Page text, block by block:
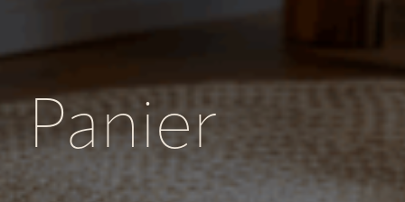
Panier